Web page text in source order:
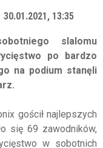
30.01.2021, 13:35
slalomu
po bardzo
na podium stanęli
gościł najlepszych
się 69 zawodników,
w sobotnich